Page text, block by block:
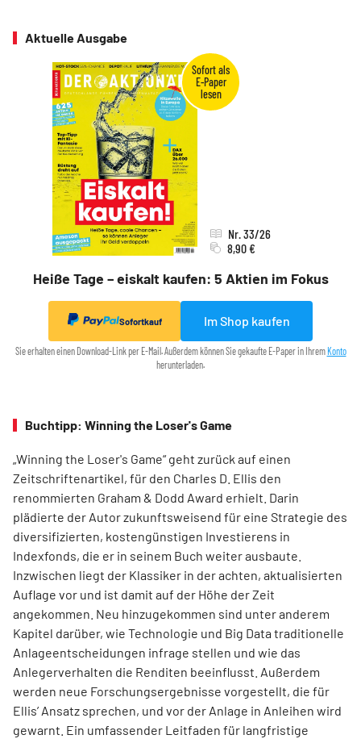
Aktuelle Ausgabe
Heiße Tage – eiskalt kaufen: 5 Aktien im Fokus
Nr. 33/26
8,90 €
Sofortkauf Im Shop kaufen
Sie erhalten einen Download-Link per E-Mail. Außerdem können Sie gekaufte E-Paper in Ihrem Konto
herunterladen.
Buchtipp: Winning the Loser's Game
„Winning the Loser's Game“ geht zurück auf einen
Zeitschriftenartikel, für den Charles D. Ellis den
renommierten Graham & Dodd Award erhielt. Darin
plädierte der Autor zukunftsweisend für eine Strategie des
diversifizierten, kostengünstigen Investierens in
Indexfonds, die er in seinem Buch weiter ausbaute.
Inzwischen liegt der Klassiker in der achten, aktualisierten
Auflage vor und ist damit auf der Höhe der Zeit
angekommen. Neu hinzugekommen sind unter anderem
Kapitel darüber, wie Technologie und Big Data traditionelle
Anlageentscheidungen infrage stellen und wie das
Anlegerverhalten die Renditen beeinflusst. Außerdem
werden neue Forschungsergebnisse vorgestellt, die für
Ellis’ Ansatz sprechen, und vor der Anlage in Anleihen wird
gewarnt. Ein umfassender Leitfaden für langfristige